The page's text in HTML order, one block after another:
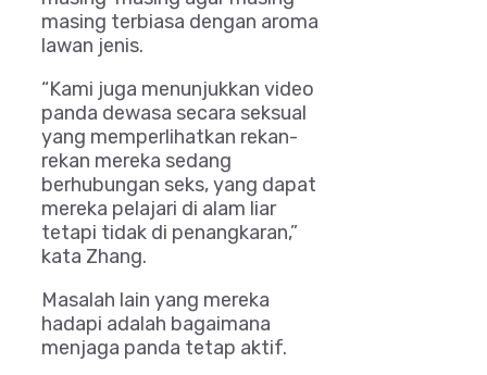
masing terbiasa dengan aroma
lawan jenis.
“Kami juga menunjukkan video
panda dewasa secara seksual
yang memperlihatkan rekan-
rekan mereka sedang
berhubungan seks, yang dapat
mereka pelajari di alam liar
tetapi tidak di penangkaran,”
kata Zhang.
Masalah lain yang mereka
hadapi adalah bagaimana
menjaga panda tetap aktif.